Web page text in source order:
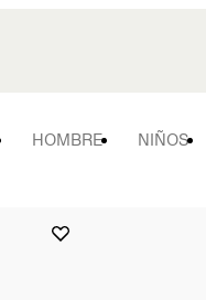
HOMBRE NIÑOS